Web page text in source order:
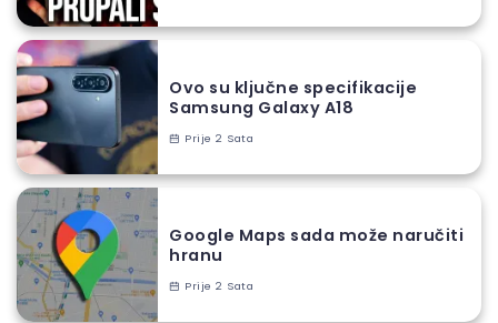
Ovo su ključne specifikacije
Samsung Galaxy A18
Prije 2 Sata
Google Maps sada može naručiti
hranu
Prije 2 Sata